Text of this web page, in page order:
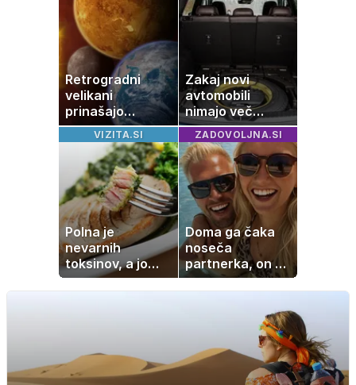
Retrogradni
velikani
prinašajo
pomembne
premike – kaj
pomeni, da so
Saturn, Neptun
in Pluton hkrati
retrogradni?
Zakaj novi
avtomobili
nimajo več
rezervne gume?
VIZITA.SI
Polna je
nevarnih
toksinov, a jo
imamo vsi radi:
to je najbolj
ZADOVOLJNA.SI
Doma ga čaka
noseča
partnerka, on pa
dopustuje z
drugo